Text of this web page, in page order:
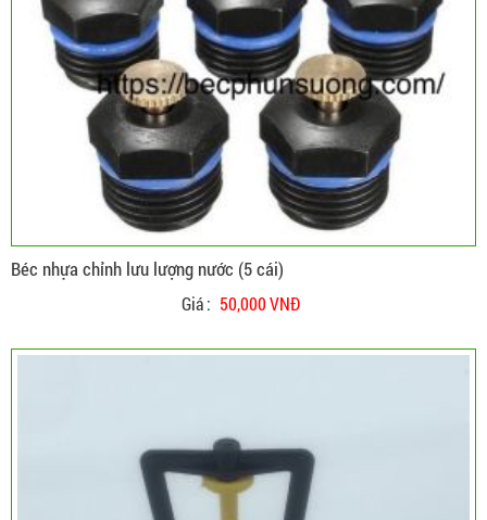
Béc nhựa chỉnh lưu lượng nước (5 cái)
Giá : 50,000 VNĐ